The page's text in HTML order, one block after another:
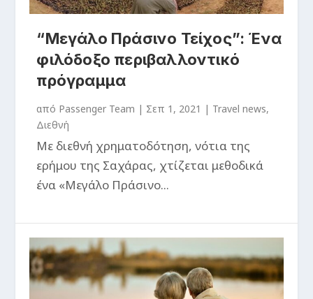
“Μεγάλο Πράσινο Τείχος”: Ένα
φιλόδοξο περιβαλλοντικό
πρόγραμμα
από Passenger Team | Σεπ 1, 2021 | Travel news,
Διεθνή
Με διεθνή χρηματοδότηση, νότια της
ερήμου της Σαχάρας, χτίζεται μεθοδικά
ένα «Μεγάλο Πράσινο...